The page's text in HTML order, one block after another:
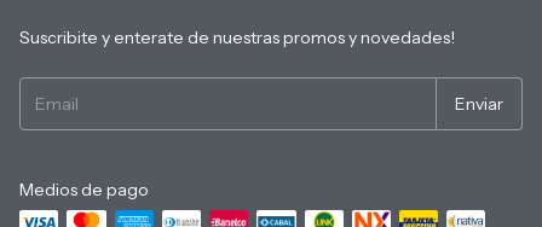
Suscribite y enterate de nuestras promos y novedades!
Medios de pago